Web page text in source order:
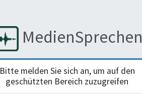
MedienSprechen
Bitte melden Sie sich an, um auf den
geschützten Bereich zuzugreifen